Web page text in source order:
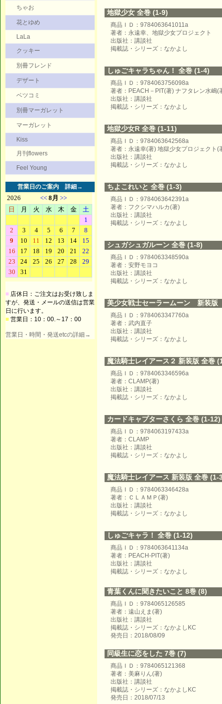
ちゃお
花とゆめ
LaLa
クッキー
別冊フレンド
デザート
ベツコミ
別冊マーガレット
マーガレット
Kiss
月刊flowers
Feel Young
営業日のご案内 詳細→
■ 店休日：ご注文はお受け致しま
すが、発送・メールの送信は営業
日に行います。
■ 営業日：10：00.～17：00
営業日・時間・発送etcの詳細→
地獄少女 全巻 (1-9)
商品ＩＤ：9784063641011a
著者：永遠幸、地獄少女プロジェクト
出版社：講談社
掲載誌・シリーズ：なかよし
しゅごキャラちゃん！ 全巻 (1-4)
商品ＩＤ：9784063756098a
著者：PEACH－PIT(著) ナフタレン水嶋(
出版社：講談社
掲載誌・シリーズ：なかよし
地獄少女R 全巻 (1-11)
商品ＩＤ：9784063642568a
著者：永遠幸(著) 地獄少女プロジェクト(
出版社：講談社
掲載誌・シリーズ：なかよし
ちよこれいと 全巻 (1-3)
商品ＩＤ：9784063642391a
著者：フクシマハルカ(著)
出版社：講談社
掲載誌・シリーズ：なかよし
シュガシュガルーン 全巻 (1-8)
商品ＩＤ：9784063348590a
著者：安野モヨコ
出版社：講談社
掲載誌・シリーズ：なかよし
美少女戦士セーラームーン 新装
商品ＩＤ：9784063347760a
著者：武内直子
出版社：講談社
掲載誌・シリーズ：なかよし
魔法騎士レイアース２ 新装版 全巻
商品ＩＤ：9784063346596a
著者：CLAMP(著)
出版社：講談社
掲載誌・シリーズ：なかよし
カードキャプターさくら 全巻 (1-12)
商品ＩＤ：9784063197433a
著者：CLAMP
出版社：講談社
掲載誌・シリーズ：なかよし
魔法騎士レイアース 新装版 全巻 (1-
商品ＩＤ：9784063346428a
著者：ＣＬＡＭＰ(著)
出版社：講談社
掲載誌・シリーズ：なかよし
しゅごキャラ！ 全巻 (1-12)
商品ＩＤ：9784063641134a
著者：PEACH-PIT(著)
出版社：講談社
掲載誌・シリーズ：なかよし
青葉くんに聞きたいこと 8巻 (8)
商品ＩＤ：9784065126585
著者：遠山えま(著)
出版社：講談社
掲載誌・シリーズ：なかよしKC
発売日：2018/08/09
同級生に恋をした 7巻 (7)
商品ＩＤ：9784065121368
著者：美麻りん(著)
出版社：講談社
掲載誌・シリーズ：なかよしKC
発売日：2018/07/13